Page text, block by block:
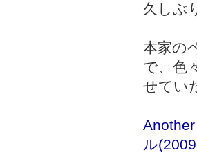
久しぶ
本家の
で、色
せてい
ル